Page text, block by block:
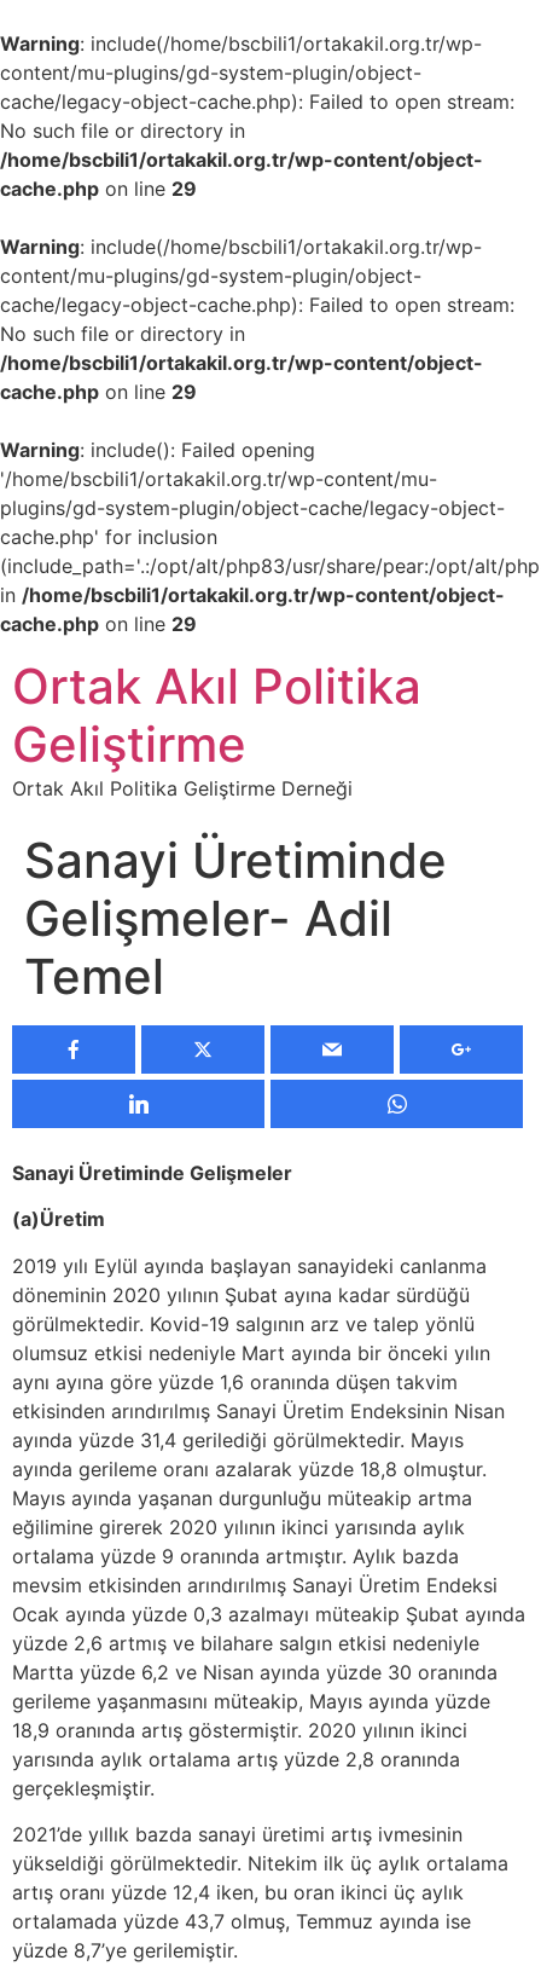
Warning: include(/home/bscbili1/ortakakil.org.tr/wp-
content/mu-plugins/gd-system-plugin/object-
cache/legacy-object-cache.php): Failed to open stream:
No such file or directory in
/home/bscbili1/ortakakil.org.tr/wp-content/object-
cache.php on line 29
Warning: include(/home/bscbili1/ortakakil.org.tr/wp-
content/mu-plugins/gd-system-plugin/object-
cache/legacy-object-cache.php): Failed to open stream:
No such file or directory in
/home/bscbili1/ortakakil.org.tr/wp-content/object-
cache.php on line 29
Warning: include(): Failed opening
'/home/bscbili1/ortakakil.org.tr/wp-content/mu-
plugins/gd-system-plugin/object-cache/legacy-object-
cache.php' for inclusion
(include_path='.:/opt/alt/php83/usr/share/pear:/opt/alt/
in /home/bscbili1/ortakakil.org.tr/wp-content/object-
cache.php on line 29
Ortak Akıl Politika
Geliştirme
Ortak Akıl Politika Geliştirme Derneği
Sanayi Üretiminde
Gelişmeler- Adil
Temel
Sanayi Üretiminde Gelişmeler
(a)Üretim
2019 yılı Eylül ayında başlayan sanayideki canlanma
döneminin 2020 yılının Şubat ayına kadar sürdüğü
görülmektedir. Kovid-19 salgının arz ve talep yönlü
olumsuz etkisi nedeniyle Mart ayında bir önceki yılın
aynı ayına göre yüzde 1,6 oranında düşen takvim
etkisinden arındırılmış Sanayi Üretim Endeksinin Nisan
ayında yüzde 31,4 gerilediği görülmektedir. Mayıs
ayında gerileme oranı azalarak yüzde 18,8 olmuştur.
Mayıs ayında yaşanan durgunluğu müteakip artma
eğilimine girerek 2020 yılının ikinci yarısında aylık
ortalama yüzde 9 oranında artmıştır. Aylık bazda
mevsim etkisinden arındırılmış Sanayi Üretim Endeksi
Ocak ayında yüzde 0,3 azalmayı müteakip Şubat ayında
yüzde 2,6 artmış ve bilahare salgın etkisi nedeniyle
Martta yüzde 6,2 ve Nisan ayında yüzde 30 oranında
gerileme yaşanmasını müteakip, Mayıs ayında yüzde
18,9 oranında artış göstermiştir. 2020 yılının ikinci
yarısında aylık ortalama artış yüzde 2,8 oranında
gerçekleşmiştir.
2021’de yıllık bazda sanayi üretimi artış ivmesinin
yükseldiği görülmektedir. Nitekim ilk üç aylık ortalama
artış oranı yüzde 12,4 iken, bu oran ikinci üç aylık
ortalamada yüzde 43,7 olmuş, Temmuz ayında ise
yüzde 8,7’ye gerilemiştir.